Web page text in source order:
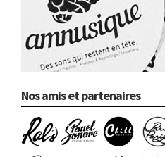
Nos amis et partenaires